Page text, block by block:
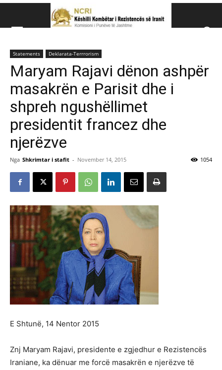
Këshillit Kombëtar të Rezistencës së Iranit (NCRI)
Statements Deklarata-Terrrorism
Maryam Rajavi dënon ashpër
masakrën e Parisit dhe i
shpreh ngushëllimet
presidentit francez dhe
njerëzve
Nga Shkrimtar i stafit - November 14, 2015 1054
E Shtunë, 14 Nentor 2015
Znj Maryam Rajavi, presidente e zgjedhur e Rezistencës
Iraniane, ka dënuar me forcë masakrën e njerëzve të